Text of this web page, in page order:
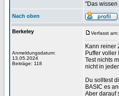
"Das
Nach oben
Berkeley
Anmeldungsdatum:
13.05.2024
Beiträge: 118
Verfasst
Kann reiner
Puffer
Test nichts
nicht in
Du solltest
BASIC es
Aber darauf